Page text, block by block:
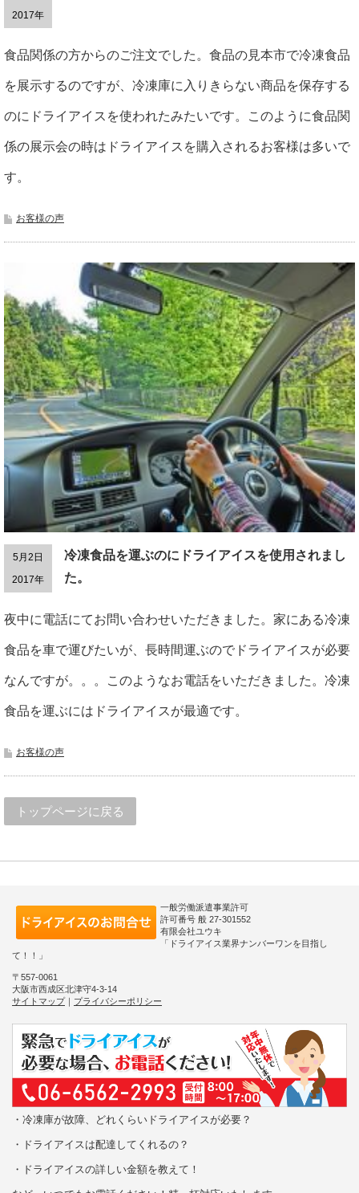
2017年
食品関係の方からのご注文でした。食品の見本市で冷凍食品
を展示するのですが、冷凍庫に入りきらない商品を保存する
のにドライアイスを使われたみたいです。このように食品関
係の展示会の時はドライアイスを購入されるお客様は多いで
す。
お客様の声
5月2日
2017年
冷凍食品を運ぶのにドライアイスを使用されまし
た。
夜中に電話にてお問い合わせいただきました。家にある冷凍
食品を車で運びたいが、長時間運ぶのでドライアイスが必要
なんですが。。。このようなお電話をいただきました。冷凍
食品を運ぶにはドライアイスが最適です。
お客様の声
トップページに戻る
一般労働派遣事業許可
許可番号 般 27-301552
有限会社ユウキ
「ドライアイス業界ナンバーワンを目指し
て！！」
〒557-0061
大阪市西成区北津守4-3-14
サイトマップ｜ プライバシーポリシー
・冷凍庫が故障、どれくらいドライアイスが必要？
・ドライアイスは配達してくれるの？
・ドライアイスの詳しい金額を教えて！